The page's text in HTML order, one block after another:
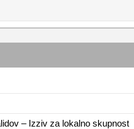
– Izziv za lokalno skupnost